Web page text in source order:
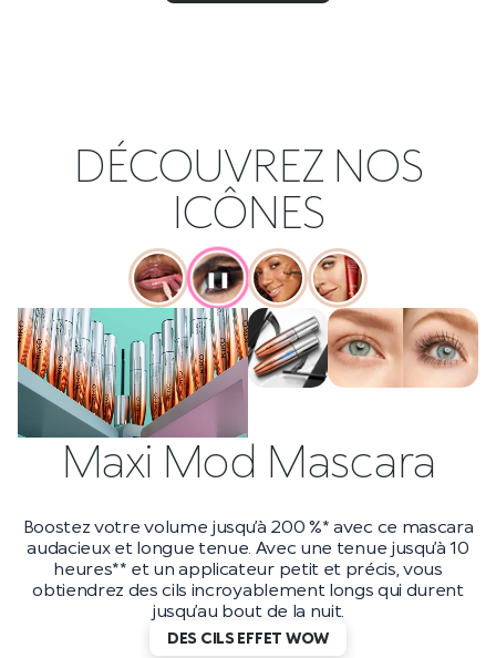
DÉCOUVREZ NOS
ICÔNES
❚❚
Maxi Mod Mascara
Boostez votre volume jusqu’à 200 %* avec ce mascara
audacieux et longue tenue. Avec une tenue jusqu’à 10
heures** et un applicateur petit et précis, vous
obtiendrez des cils incroyablement longs qui durent
jusqu’au bout de la nuit.
DES CILS EFFET WOW